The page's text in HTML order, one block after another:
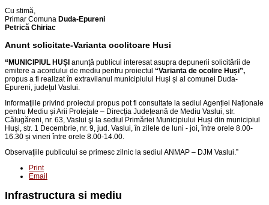
Cu stimă,
Primar Comuna Duda-Epureni
Petrică Chiriac
Anunt solicitate-Varianta ocolitoare Husi
“MUNICIPIUL HUȘI anunţă publicul interesat asupra depunerii solicitării de
emitere a acordului de mediu pentru proiectul “Varianta de ocolire Huși”,
propus a fi realizat în extravilanul municipiului Huși și al comunei Duda-
Epureni, județul Vaslui.
Informaţiile privind proiectul propus pot fi consultate la sediul Agenției Naționale
pentru Mediu și Arii Protejate – Direcția Județeană de Mediu Vaslui, str.
Călugăreni, nr. 63, Vaslui şi la sediul Primăriei Municipiului Huși din municipiul
Huși, str. 1 Decembrie, nr. 9, jud. Vaslui, în zilele de luni - joi, între orele 8.00-
16.30 și vineri între orele 8.00-14.00.
Observaţiile publicului se primesc zilnic la sediul ANMAP – DJM Vaslui.”
Print
Email
Infrastructura si mediu